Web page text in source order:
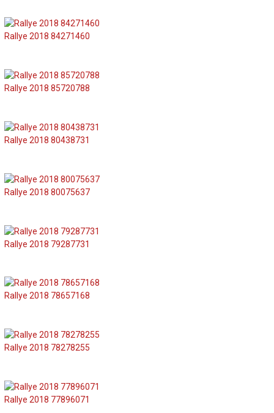
Rallye 2018 84271460
Rallye 2018 85720788
Rallye 2018 80438731
Rallye 2018 80075637
Rallye 2018 79287731
Rallye 2018 78657168
Rallye 2018 78278255
Rallye 2018 77896071